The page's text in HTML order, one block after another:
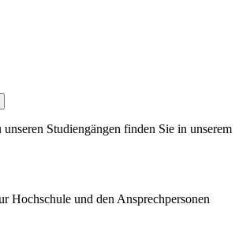
Studiengängen finden Sie in unserem
Hochschule und den Ansprechpersonen